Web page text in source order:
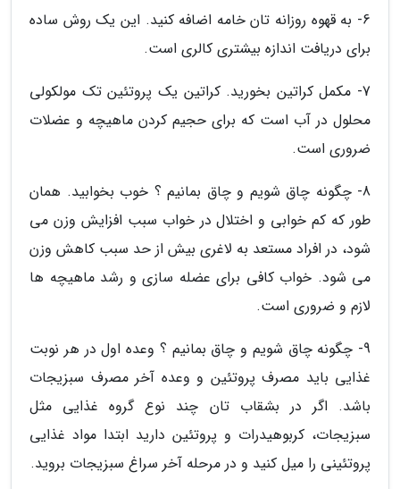
6- به قهوه روزانه تان خامه اضافه کنید. این یک روش ساده
برای دریافت اندازه بیشتری کالری است.
7- مکمل کراتین بخورید. کراتین یک پروتئین تک مولکولی
محلول در آب است که برای حجیم کردن ماهیچه و عضلات
ضروری است.
8- چگونه چاق شویم و چاق بمانیم ؟ خوب بخوابید. همان
طور که کم خوابی و اختلال در خواب سبب افزایش وزن می
شود، در افراد مستعد به لاغری بیش از حد سبب کاهش وزن
می شود. خواب کافی برای عضله سازی و رشد ماهیچه ها
لازم و ضروری است.
9- چگونه چاق شویم و چاق بمانیم ؟ وعده اول در هر نوبت
غذایی باید مصرف پروتئین و وعده آخر مصرف سبزیجات
باشد. اگر در بشقاب تان چند نوع گروه غذایی مثل
سبزیجات، کربوهیدرات و پروتئین دارید ابتدا مواد غذایی
پروتئینی را میل کنید و در مرحله آخر سراغ سبزیجات بروید.